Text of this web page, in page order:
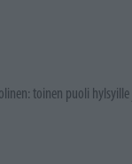
toinen puoli